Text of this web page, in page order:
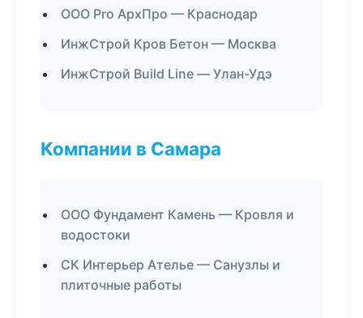
ООО Pro АрхПро — Краснодар
ИнжСтрой Кров Бетон — Москва
ИнжСтрой Build Line — Улан-Удэ
Компании в Самара
ООО Фундамент Камень — Кровля и
водостоки
СК Интерьер Ателье — Санузлы и
плиточные работы